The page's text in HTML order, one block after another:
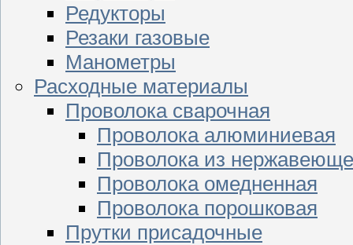
Редукторы
Резаки газовые
Манометры
Расходные материалы
Проволока сварочная
Проволока алюминиевая
Проволока из
Проволока омедненная
Проволока порошковая
Прутки присадочные